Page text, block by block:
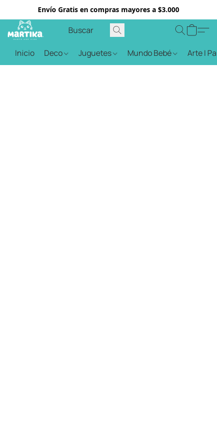
Envío Gratis en compras mayores a $3.000
Inicio Deco Juguetes Mundo Bebé Arte |